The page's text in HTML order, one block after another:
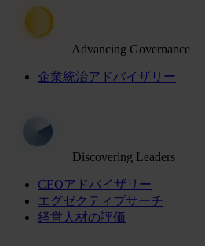
Advancing Governance
企業統治アドバイザリー
Discovering Leaders
CEOアドバイザリー
エグゼクティブサーチ
経営人材の評価